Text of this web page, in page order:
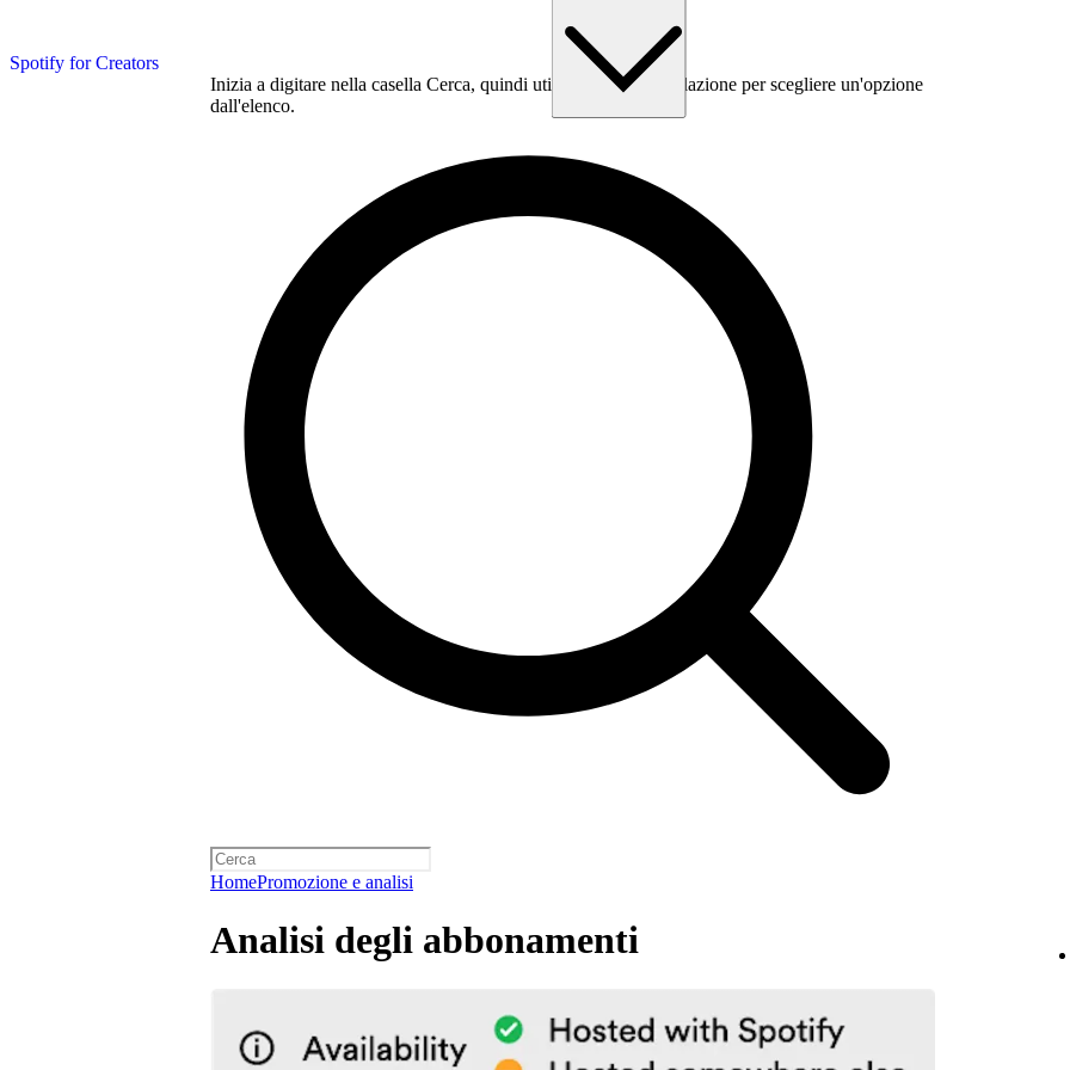
Spotify for Creators
Inizia a digitare nella casella Cerca, quindi utilizza il tasto Tabulazione per scegliere un'opzione
dall'elenco.
HomePromozione e analisi
Analisi degli abbonamenti